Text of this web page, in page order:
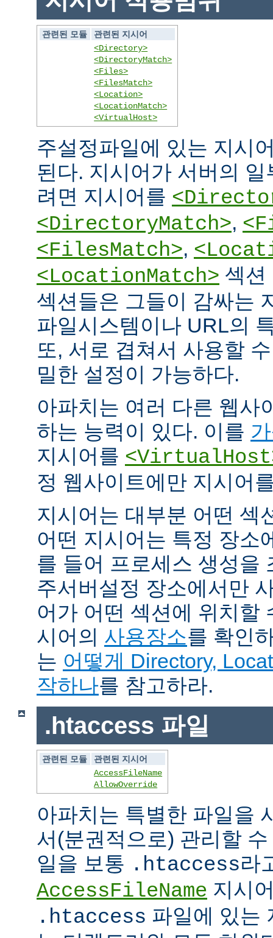
관련된 모듈
관련된 지시어
<Directory>
<DirectoryMatch>
<Files>
<FilesMatch>
<Location>
<LocationMatch>
<VirtualHost>
주설정파일에 있는 지시
된다. 지시어가 서버의
려면 지시어를
<DirectoryMatch>,
<FilesMatch>,
<LocationMatch> 섹션
섹션들은 그들이 감싸는
파일시스템이나 URL의
또, 서로 겹쳐서 사용할
밀한 설정이 가능하다.
아파치는 여러 다른 웹사
하는 능력이 있다. 이를
지시어를
정 웹사이트에만 지시어
지시어는 대부분 어떤 섹
어떤 지시어는 특정 장소
를 들어 프로세스 생성을
주서버설정 장소에서만
어가 어떤 섹션에 위치할
시어의 사용장소를 확인
는 어떻게 Directory,
작하나를 참고하라.
.htaccess 파일
관련된 모듈
관련된 지시어
AccessFileName
AllowOverride
아파치는 특별한 파일을
서(분권적으로) 관리할
일을 보통 .htaccess라
AccessFileName 지시
.htaccess 파일에 있는